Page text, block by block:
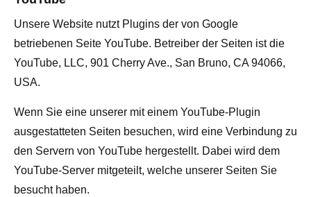
Unsere Website nutzt Plugins der von Google
betriebenen Seite YouTube. Betreiber der Seiten ist die
YouTube, LLC, 901 Cherry Ave., San Bruno, CA 94066,
USA.
Wenn Sie eine unserer mit einem YouTube-Plugin
ausgestatteten Seiten besuchen, wird eine Verbindung zu
den Servern von YouTube hergestellt. Dabei wird dem
YouTube-Server mitgeteilt, welche unserer Seiten Sie
besucht haben.